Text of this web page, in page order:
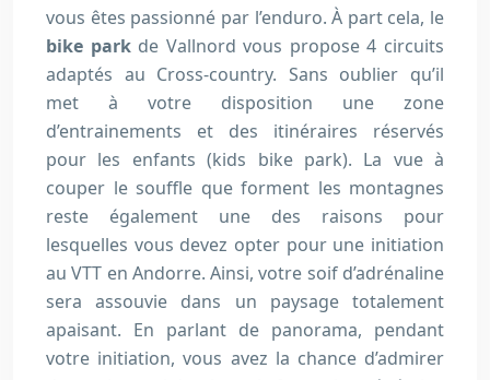
vous êtes passionné par l’enduro. À part cela, le
bike parkde Vallnord vous propose 4 circuits
adaptés au Cross-country. Sans oublier qu’il
met à votre disposition une zone
d’entrainements et des itinéraires réservés
pour les enfants (kids bike park). La vue à
couper le souffle que forment les montagnes
reste également une des raisons pour
lesquelles vous devez opter pour une initiation
au VTT en Andorre. Ainsi, votre soif d’adrénaline
sera assouvie dans un paysage totalement
apaisant. En parlant de panorama, pendant
votre initiation, vous avez la chance d’admirer